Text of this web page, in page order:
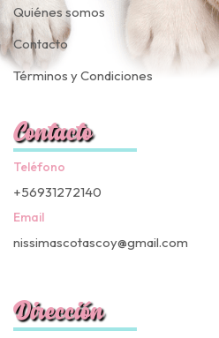
Quiénes somos
Contacto
Términos y Condiciones
Contacto
Teléfono
+56931272140
Email
nissimascotascoy@gmail.com
Dirección